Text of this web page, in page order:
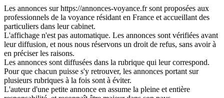
Les annonces sur https://annonces-voyance.fr sont proposées aux
professionnels de la voyance résidant en France et accueillant des
particuliers dans leur cabinet.
L'affichage n'est pas automatique. Les annonces sont vérifiées avant
leur diffusion, et nous nous réservons un droit de refus, sans avoir à
en préciser les raisons.
Les annonces sont diffusées dans la rubrique qui leur correspond.
Pour que chacun puisse s'y retrouver, les annonces portant sur
plusieurs rubriques à la fois sont à éviter.
L'auteur d'une petite annonce en assume la pleine et entière